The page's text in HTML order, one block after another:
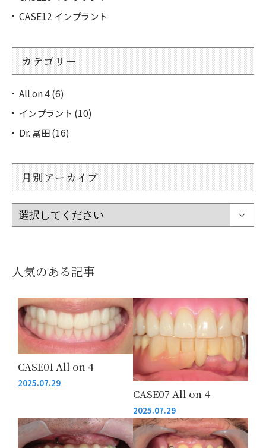
CASE12 インプラント
カテゴリー
All on 4 (6)
インプラント (10)
Dr. 冨田 (16)
月別アーカイブ
人気のある記事
CASE01 All on 4
2025.07.29
CASE07 All on 4
2025.07.29